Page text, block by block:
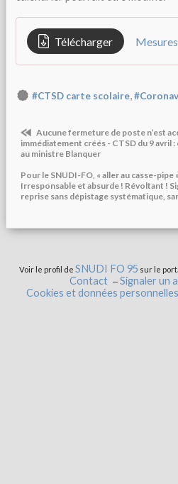
Télécharger
#CTSD carte scolaire,
Aucune fermeture de poste n’est
immédiatement créés - CTSD du 9 avril
au ministre Blanquer
Pour le SNUDI-FO, « aller au casse-pipe
Irresponsable et absurde ! Révoltant !
reprise sans dépistage systématique,
Voir le profil deSNUDI FO 95 sur le
Contact
Signaler un
Cookies et données personnelles